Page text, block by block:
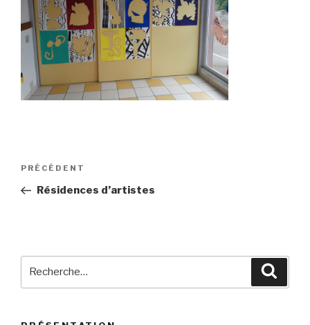
Navigation
l’article
Article
précédent
PRÉCÉDENT
Résidences d’artistes